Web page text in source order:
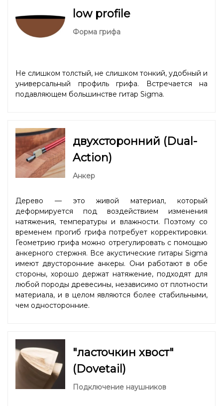
low profile
Форма грифа
Не слишком толстый, не слишком тонкий, удобный и
универсальный профиль грифа. Встречается на
подавляющем большинстве гитар Sigma.
двухсторонний (Dual-
Action)
Анкер
Дерево — это живой материал, который
деформируется под воздействием изменения
натяжения, температуры и влажности. Поэтому со
временем прогиб грифа потребует корректировки.
Геометрию грифа можно отрегулировать с помощью
анкерного стержня. Все акустические гитары Sigma
имеют двусторонние анкеры. Они работают в обе
стороны, хорошо держат натяжение, подходят для
любой породы древесины, независимо от плотности
материала, и в целом являются более стабильными,
чем односторонние.
"ласточкин хвост"
(Dovetail)
Подключение наушников